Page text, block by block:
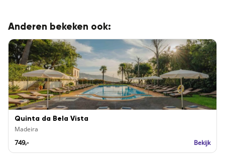
Anderen bekeken ook:
Quinta da Bela Vista
Madeira
749,- Bekijk